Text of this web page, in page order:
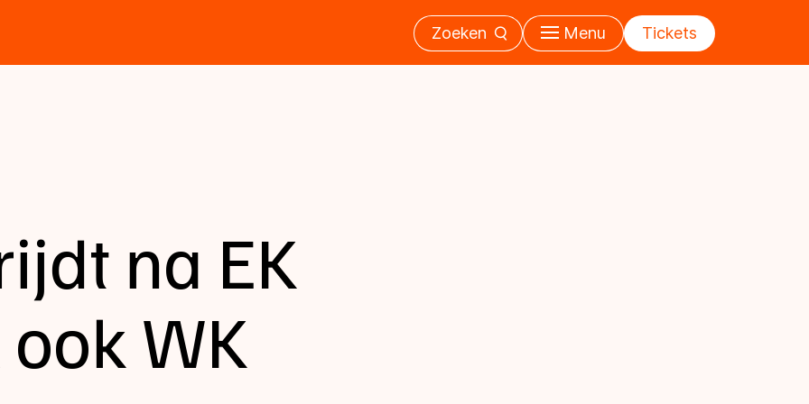
Zoeken Menu Tickets
na EK
WK